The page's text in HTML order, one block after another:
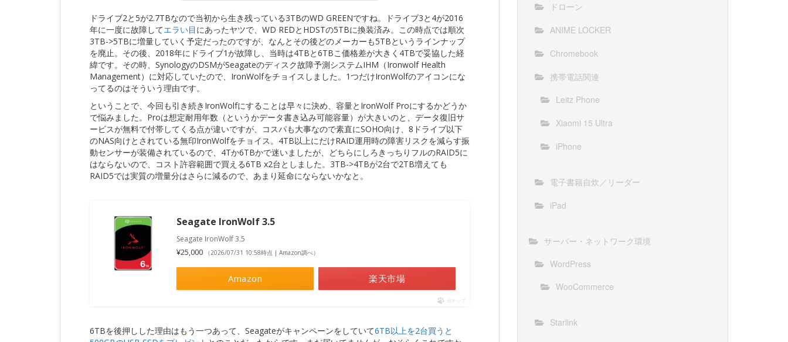
ドライブ2と5が2.7TBなので当初から生き残っている3TBのWD GREENですね。ドライブ3と4が2016
年に一度に故障してエラい目にあったヤツで、WD REDとHDSTの5TBに換装済み。この時点では順次
3TB->5TBに増量していく予定だったのですが、なんとその後どのメーカーも5TBというラインナップ
を廃止。その後、2018年にドライブ1が故障し、当時は4TBと6TBこ価格差が大きく4TBで妥協した経
緯です。その時、SynologyのDSMがSeagateのディスク故障予測システムIHM（Ironwolf Health
Management）に対応していたので、IronWolfをチョイスしました。1つだけIronWolfのアイコンにな
ってるのはそういう理由です。
ということで、今回も引き続きIronWolfにすることは早々に決め、容量とIronWolf Proにするかどうか
で悩みました。Proは想定耐用年数（というかデータ書き込み可能容量）が大きいのと、データ復旧サ
ービスが無料で付帯してくる点が違いですが、コスパも大事なので素直にSOHO向け、8ドライブ以下
のNAS向けとされている無印IronWolfをチョイス。4TB以上にだけRAID運用時の障害リスクを減らす振
動センサーが装備されているので、4Tか6TBかで迷いましたが、どちらにしろきっちりフルのRAID5に
はならないので、コスト許容範囲で買える6TB x2台としました。3TB->4TBが2台で2TB増えても
RAID5では実質の増量分はさらに減るので、あまり延命にならないかなと。
Seagate IronWolf 3.5
Seagate IronWolf 3.5
¥25,000 （2026/07/31 10:58時点 | Amazon調べ）
Amazon 楽天市場
ポチップ
6TBを後押しした理由はもう一つあって、Seagateがキャンペーンをしていて6TB以上を2台買うと
ドローン
ANIME LOCKER
Chromebook
携帯電話関連
Leitz Phone
Xiaomi 15 Ultra
iPhone
電子書籍自炊／リーダー
iPad
サーバー・ネットワーク環境
WordPress
WooCommerce
Starlink